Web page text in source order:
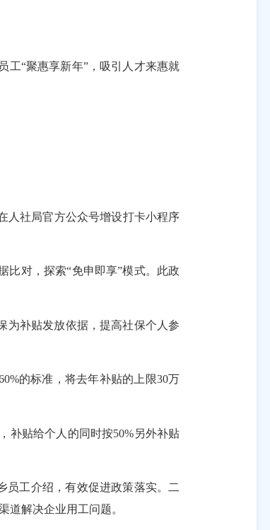
工“聚惠享新年”，吸引人才来惠就
人社局官方公众号增设打卡小程序
比对，探索“免申即享”模式。此政
为补贴发放依据，提高社保个人参
的标准，将去年补贴的上限30万
补贴给个人的同时按50%另外补贴
员工介绍，有效促进政策落实。二
道解决企业用工问题。